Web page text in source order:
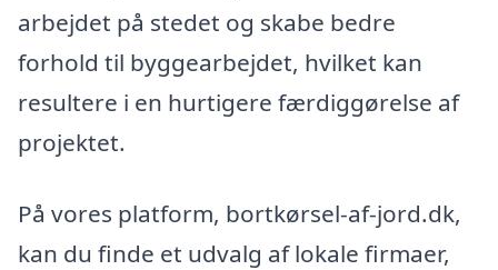
arbejdet på stedet og skabe bedre
forhold til byggearbejdet, hvilket kan
resultere i en hurtigere færdiggørelse af
projektet.
På vores platform, bortkørsel-af-jord.dk,
kan du finde et udvalg af lokale firmaer,